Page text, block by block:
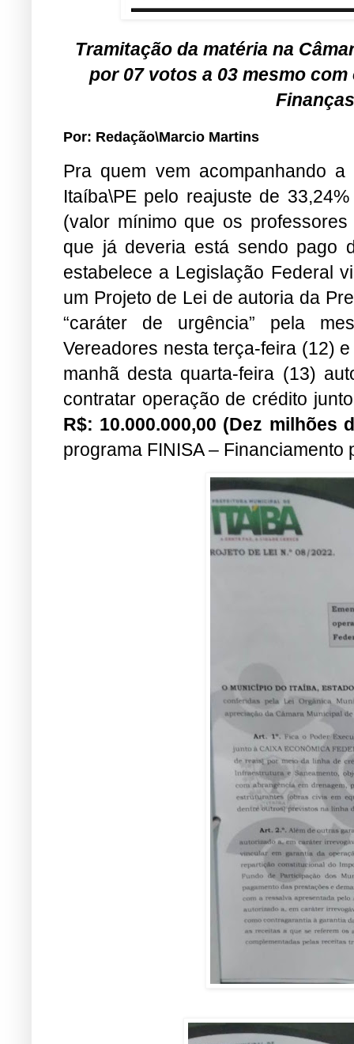
Tramitação da matéria na
por 07 votos a 03 mesmo
Por: Redação\Marcio Martins
Pra quem vem acompanhando
Itaíba\PE pelo reajuste de
(valor mínimo que os
que já deveria está sendo pago
estabelece a Legislação Federal
um Projeto de Lei de autoria da
“caráter de urgência” pela
Vereadores nesta terça-feira (12)
manhã desta quarta-feira (13)
contratar operação de crédito
R$: 10.000.000,00 (Dez milhões
programa FINISA –